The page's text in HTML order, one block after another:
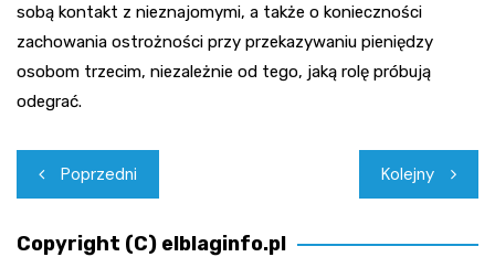
sobą kontakt z nieznajomymi, a także o konieczności
zachowania ostrożności przy przekazywaniu pieniędzy
osobom trzecim, niezależnie od tego, jaką rolę próbują
odegrać.
Nawigacja
wpisu
Poprzedni Kolejny
Copyright (C) elblaginfo.pl